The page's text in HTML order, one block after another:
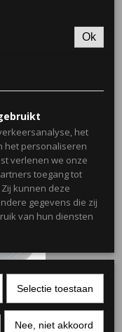
Ok
het
het personaliseren
verlenen we onze
toegang tot
kunnen deze
gegevens die zij
van hun diensten
Selectie toestaan
Nee, niet akkoord